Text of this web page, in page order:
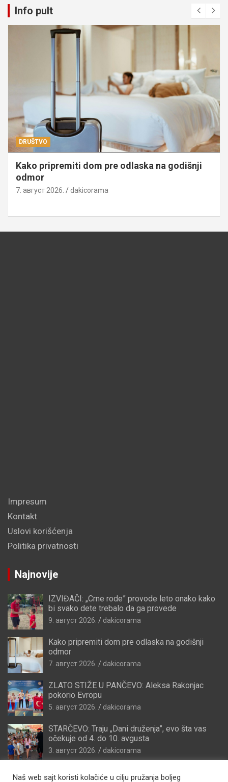
Info pult
DRUŠTVO
Kako pripremiti dom pre odlaska na godišnji
odmor
7. август 2026. dakicorama
Impresum
Kontakt
Uslovi korišćenja
Politika privatnosti
Najnovije
IZVIĐAČI: „Crne rode” provode leto onako kako
bi svako dete trebalo da ga provede
9. август 2026. dakicorama
Kako pripremiti dom pre odlaska na godišnji
odmor
7. август 2026. dakicorama
ZLATO STIŽE U PANČEVO: Aleksa Rakonjac
pokorio Evropu
5. август 2026. dakicorama
STARČEVO: Traju „Dani druženja”, evo šta vas
očekuje od 4. do 10. avgusta
3. август 2026. dakicorama
Naš web sajt koristi kolačiće u cilju pružanja boljeg